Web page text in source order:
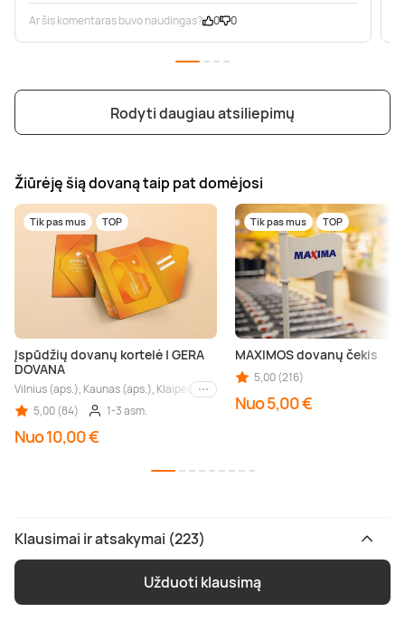
Ar šis komentaras buvo naudingas? 0 0
Rodyti daugiau atsiliepimų
Žiūrėję šią dovaną taip pat domėjosi
Tik pas mus TOP
Įspūdžių dovanų kortelė | GERA
DOVANA
Vilnius (aps.), Kaunas (aps.), Klaipėda (aps.), Palanga (aps.), Nida (aps.),
Kiti miestai
5,00 (84)
1-3 asm.
Nuo 10,00 €
Tik pas mus TOP
MAXIMOS dovanų čekis
5,00 (216)
Nuo 5,00 €
Klausimai ir atsakymai (223)
Užduoti klausimą